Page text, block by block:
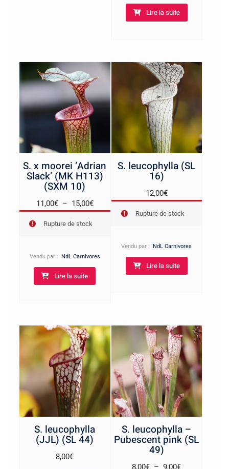
Lire la suite
S. x moorei ‘Adrian
Slack’ (MK H113)
(SXM 10)
11,00€ – 15,00€Plage
à
15,00€
Rupture de stock
Vendu par : NdL Carnivores
Lire la suite
S. leucophylla (SL
16)
12,00€
Rupture de stock
Vendu par : NdL Carnivores
Lire la suite
S. leucophylla
(JJL) (SL 44)
8,00€
S. leucophylla –
Pubescent pink (SL
49)
8,00€ – 9,00€Plage